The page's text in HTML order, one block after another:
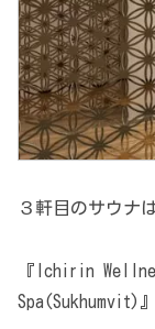
３軒目のサウナ
『Ichirin
Spa(Sukhumvit)』